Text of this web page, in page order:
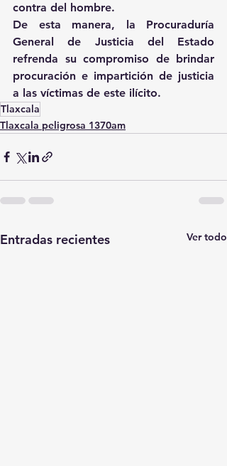
contra del hombre.
De esta manera, la Procuraduría
General de Justicia del Estado
refrenda su compromiso de brindar
procuración e impartición de justicia
a las víctimas de este ilícito.
Tlaxcala
Tlaxcala peligrosa 1370am
Entradas recientes Ver todo